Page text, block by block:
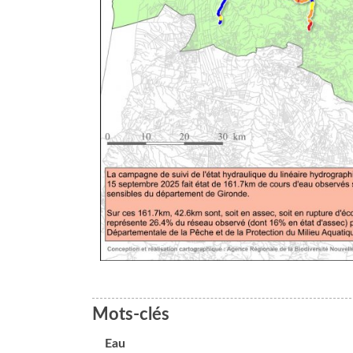
Mots-clés
Eau